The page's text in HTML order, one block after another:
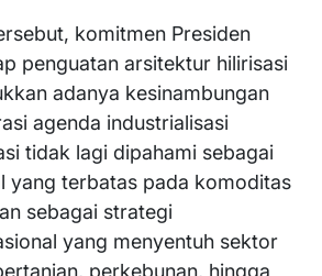
komitmen Presiden
penguatan arsitektur hilirisasi
adanya kesinambungan
agenda industrialisasi
tidak lagi dipahami sebagai
yang terbatas pada komoditas
sebagai strategi
yang menyentuh sektor
perkebunan, hingga